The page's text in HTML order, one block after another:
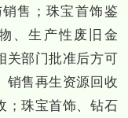
售；珠宝首饰鉴
、生产性废旧金
关部门批准后方可
销售再生资源回收
；珠宝首饰、钻石